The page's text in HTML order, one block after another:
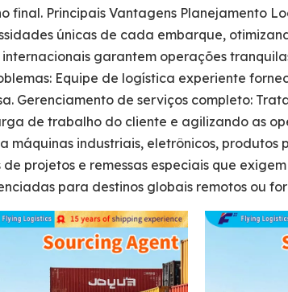
Principais Vantagens Planejamento
únicas de cada embarque,
garantem operações
Equipe de logística experiente
Gerenciamento de serviços completo:
de trabalho do cliente e agilizando as
industriais, eletrônicos, produtos
projetos e remessas especiais que
para destinos globais remotos ou